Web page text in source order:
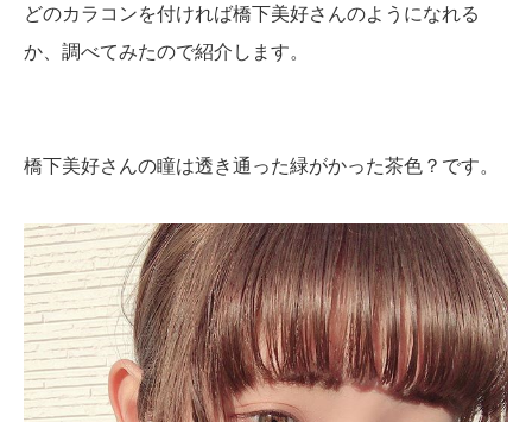
どのカラコンを付ければ橋下美好さんのようになれる
か、調べてみたので紹介します。
橋下美好さんの瞳は透き通った緑がかった茶色？です。